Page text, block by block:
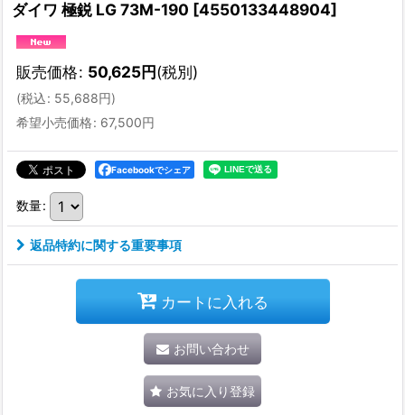
ダイワ 極鋭 LG 73M-190 [4550133448904]
販売価格: 50,625円(税別)
(税込: 55,688円)
希望小売価格: 67,500円
Facebookでシェア
数量:
返品特約に関する重要事項
カートに入れる
お問い合わせ
お気に入り登録